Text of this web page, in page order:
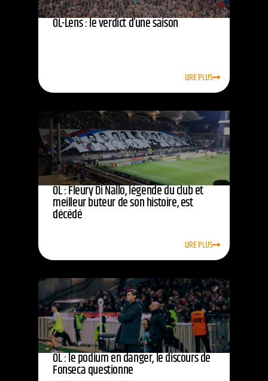
OL-Lens : le verdict d’une saison
LIRE PLUS
OL : Fleury Di Nallo, légende du club et
meilleur buteur de son histoire, est
décédé
LIRE PLUS
OL : le podium en danger, le discours de
Fonseca questionne